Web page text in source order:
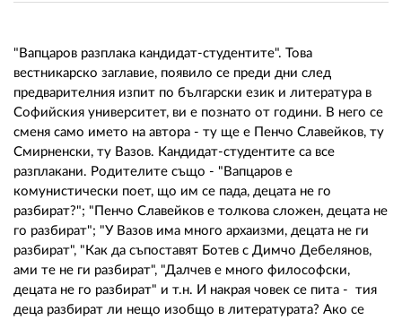
"Вапцаров разплака кандидат-студентите". Това
вестникарско заглавие, появило се преди дни след
предварителния изпит по български език и литература в
Софийския университет, ви е познато от години. В него се
сменя само името на автора - ту ще е Пенчо Славейков, ту
Смирненски, ту Вазов. Кандидат-студентите са все
разплакани. Родителите също - "Вапцаров е
комунистически поет, що им се пада, децата не го
разбират?"; "Пенчо Славейков е толкова сложен, децата не
го разбират"; "У Вазов има много архаизми, децата не ги
разбират", "Как да съпоставят Ботев с Димчо Дебелянов,
ами те не ги разбират", "Далчев е много философски,
децата не го разбират" и т.н. И накрая човек се пита - тия
деца разбират ли нещо изобщо в литературата? Ако се
КОНТАКТИ
РЕКЛАМА
АБОНАМЕНТ
УСЛОВИЯ ЗА ПОЛЗВАНЕ
ПОЛИТИКА ЗА БИСКВИТКИТЕ
ПОЛИТИКАТА ЗА
ПОВЕРИТЕЛНОСТ
02 975 20 35